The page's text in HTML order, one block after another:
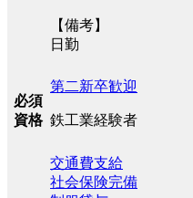
【備考】
日勤
必須
資格
第二新卒歓迎
鉄工業経験者
交通費支給
社会保険完備